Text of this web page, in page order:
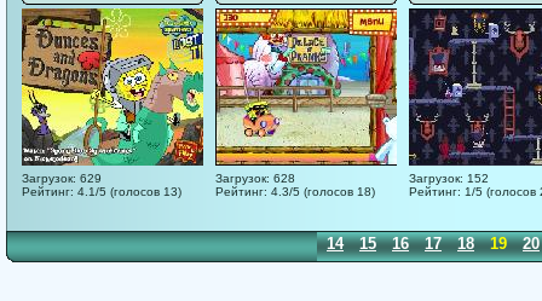
Загрузок: 629
Рейтинг: 4.1/5 (голосов 13)
Загрузок: 628
Рейтинг: 4.3/5 (голосов 18)
Загрузок: 152
Рейтинг: 1/5 (голосов
2 3 4 5 6 7 8 9 10 11 12 13 14 15 16 17 18 19 20